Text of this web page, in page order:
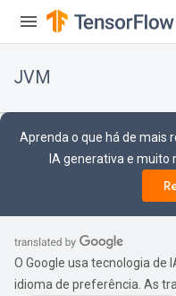
JVM
Aprenda o que há de mais
IA generativa e muito
O Google usa tecnologia de
idioma de preferência. As